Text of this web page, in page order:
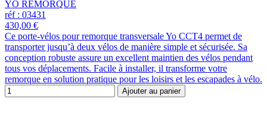
YO REMORQUE
réf : 03431
430,00 €
Ce porte-vélos pour remorque transversale Yo CCT4 permet de
transporter jusqu’à deux vélos de manière simple et sécurisée. Sa
conception robuste assure un excellent maintien des vélos pendant
tous vos déplacements. Facile à installer, il transforme votre
remorque en solution pratique pour les loisirs et les escapades à vélo.
Ajouter au panier